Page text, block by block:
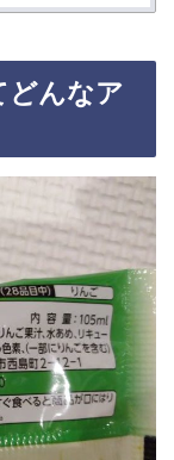
どんなア